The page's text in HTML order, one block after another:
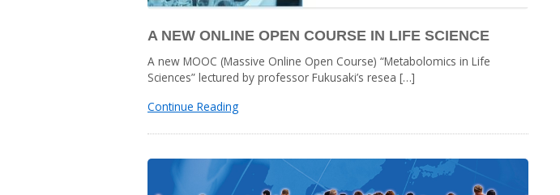
A NEW ONLINE OPEN COURSE IN LIFE SCIENCE
A new MOOC (Massive Online Open Course) “Metabolomics in Life
Sciences” lectured by professor Fukusaki’s resea […]
Continue Reading